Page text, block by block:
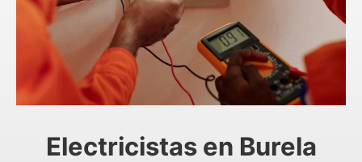
Electricistas en Burela